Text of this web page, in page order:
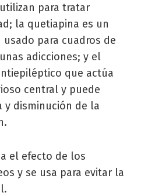
para tratar
la quetiapina es un
para cuadros de
adicciones; y el
que actúa
central y puede
y disminución de la
el efecto de los
y se usa para evitar la